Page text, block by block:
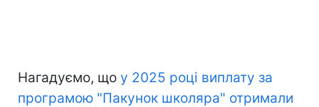
Нагадуємо, що у 2025 році виплату за
програмою "Пакунок школяра" отримали